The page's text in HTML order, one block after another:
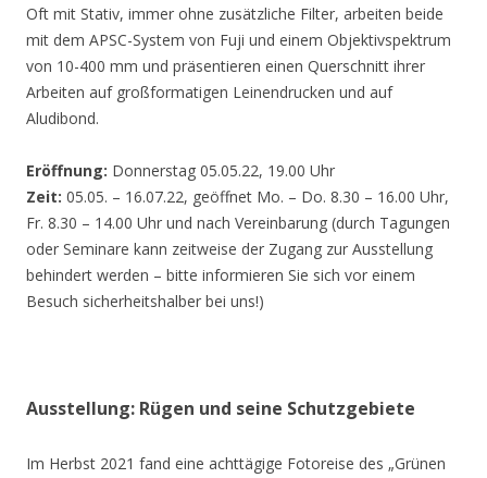
Oft mit Stativ, immer ohne zusätzliche Filter, arbeiten beide
mit dem APSC-System von Fuji und einem Objektivspektrum
von 10-400 mm und präsentieren einen Querschnitt ihrer
Arbeiten auf großformatigen Leinendrucken und auf
Aludibond.
Eröffnung: Donnerstag 05.05.22, 19.00 Uhr
Zeit: 05.05. – 16.07.22, geöffnet Mo. – Do. 8.30 – 16.00 Uhr,
Fr. 8.30 – 14.00 Uhr und nach Vereinbarung (durch Tagungen
oder Seminare kann zeitweise der Zugang zur Ausstellung
behindert werden – bitte informieren Sie sich vor einem
Besuch sicherheitshalber bei uns!)
Ausstellung: Rügen und seine Schutzgebiete
Im Herbst 2021 fand eine achttägige Fotoreise des „Grünen